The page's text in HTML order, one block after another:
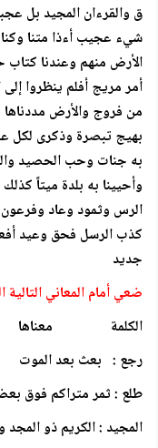
ق والقرءان المجيد بل
شيء عجيب أءذا متنا
الأرض منهم وعندنا
أمر مريج أفلم ينظروا إلى
من فروج والأرض مددناها
بهيج تبصرة وذكرى لكل
به جنات وحب الحصيد
وأحيينا به بلدة ميتاً
الرس وثمود وعاد
كذب الرسل فحق وعيد
جديد
ضعي أمام المعاني التالية
الكلمة معناها
رجع : بعث بعد الموت
طلع : ثمر متراكم فوق
المجيد : الكريم ذو